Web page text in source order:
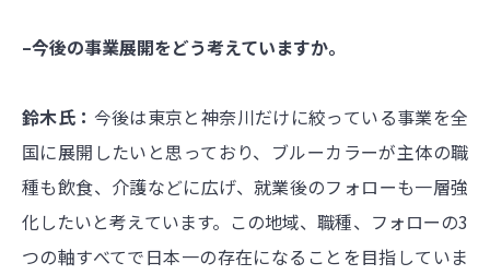
–今後の事業展開をどう考えていますか。
鈴木氏： 今後は東京と神奈川だけに絞っている事業を全
国に展開したいと思っており、ブルーカラーが主体の職
種も飲食、介護などに広げ、就業後のフォローも一層強
化したいと考えています。この地域、職種、フォローの3
つの軸すべてで日本一の存在になることを目指していま